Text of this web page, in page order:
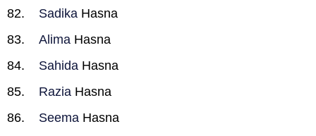
Sadika Hasna
Alima Hasna
Sahida Hasna
Razia Hasna
Seema Hasna